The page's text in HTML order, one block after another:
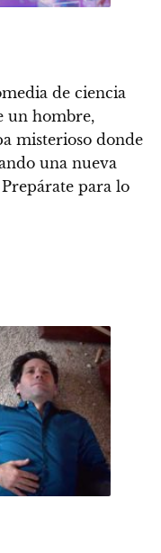
de ciencia
un hombre,
misterioso donde
una nueva
Prepárate para lo